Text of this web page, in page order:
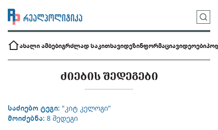
ახალი ამბებიგრძლად საკითხავიდეზინფორმაციავიდეოები
ᲫᲘᲔᲑᲘᲡ ᲨᲔᲓᲔᲒᲔᲑᲘ
საძიებო ტეგი: "კიტ კელოგი"
მოიძებნა: 8 შედეგი